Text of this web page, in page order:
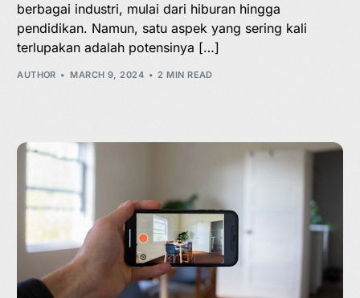
berbagai industri, mulai dari hiburan hingga
pendidikan. Namun, satu aspek yang sering kali
terlupakan adalah potensinya […]
AUTHOR MARCH 9, 2024 2 MIN READ